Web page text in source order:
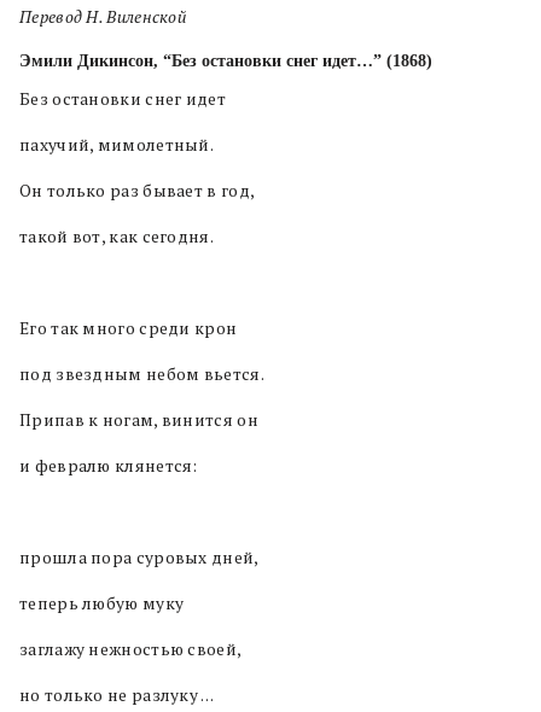
Перевод Н. Виленской
Эмили Дикинсон, “Без остановки снег идет…” (1868)
Без остановки снег идет
пахучий, мимолетный.
Он только раз бывает в год,
такой вот, как сегодня.
Его так много среди крон
под звездным небом вьется.
Припав к ногам, винится он
и февралю клянется:
прошла пора суровых дней,
теперь любую муку
заглажу нежностью своей,
но только не разлуку …